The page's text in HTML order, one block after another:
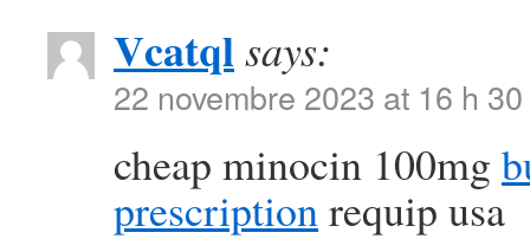
Vcatqlsays:
22 novembre 2023 at 16 h
cheap minocin 100mg
prescriptionrequip usa